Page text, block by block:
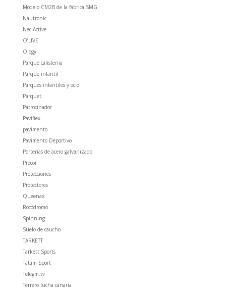
Modelo CM2B de la fábrica SMG
Nautronic
Nec Active
O’LIVE
Ology
Parque calistenia
Parque infantil
Parques infantiles y ocio
Parquet
Patrocinador
Paviflex
pavimento
Pavimento Deportivo
Porterías de acero galvanizado
Precor
Protecciones
Protectores
Queenax
Rocódromo
Spinning
Suelo de caucho
TARKETT
Tarkett Sports
Tatam Sport
Telegm.tv
Terrero lucha canaria